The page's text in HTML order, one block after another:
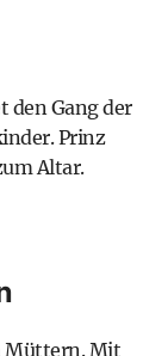
den Gang der
Prinz
Altar.
Müttern. Mit